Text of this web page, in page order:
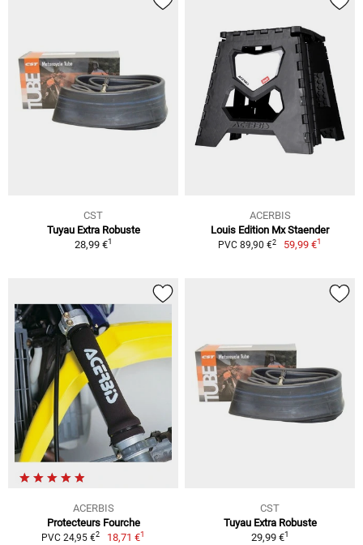
CST
Tuyau Extra Robuste
28,99 €1
ACERBIS
Louis Edition Mx Staender
PVC 89,90 €2 59,99 €1
ACERBIS
Protecteurs Fourche
PVC 24,95 €2 18,71 €1
CST
Tuyau Extra Robuste
29,99 €1